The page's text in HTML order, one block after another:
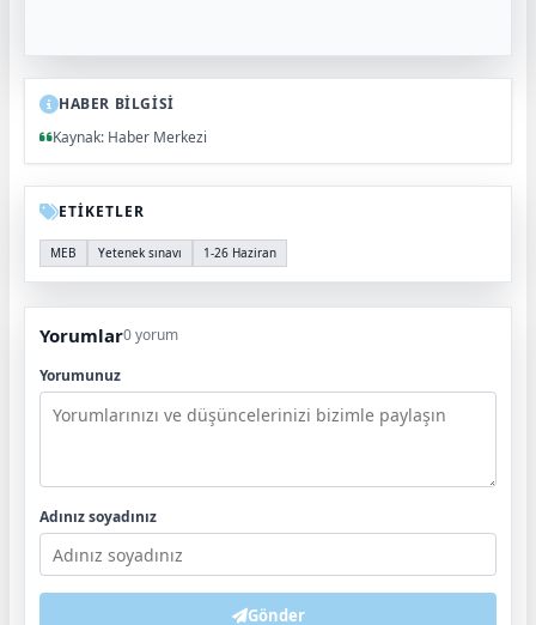
HABER BİLGİSİ
Kaynak: Haber Merkezi
ETİKETLER
MEB Yetenek sınavı 1-26 Haziran
Yorumlar0 yorum
Yorumunuz
Adınız soyadınız
Gönder